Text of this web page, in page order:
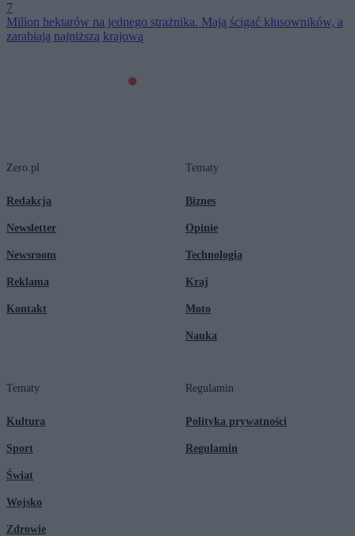
7
Milion hektarów na jednego strażnika. Mają ścigać kłusowników, a
zarabiają najniższą krajową
Zero.pl
Redakcja
Newsletter
Newsroom
Reklama
Kontakt
Tematy
Biznes
Opinie
Technologia
Kraj
Moto
Nauka
Tematy
Kultura
Sport
Świat
Wojsko
Zdrowie
Regulamin
Polityka prywatności
Regulamin